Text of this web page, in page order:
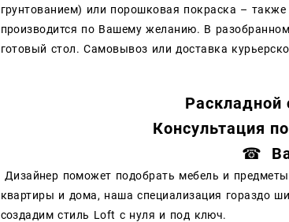
грунтованием) или порошковая покраска –
производится по Вашему желанию. В
готовый стол. Самовывоз или доставка
Раскладной
Консультация
☎
Дизайнер поможет подобрать мебель и
квартиры и дома, наша специализация гораздо
создадим стиль Loft с нуля и под ключ.